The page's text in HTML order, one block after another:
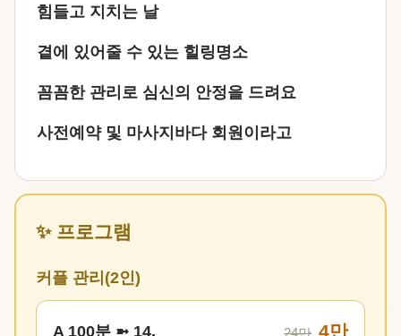
힘들고 지치는 날
곁에 있어줄 수 있는 힐링명소
꼼꼼한 관리로 심신의 안정을 드려요
사전예약 및 마사지바다 회원이라고
✨ 프로그램
커플 관리(2인)
A 100분 ➼ 14. 4만